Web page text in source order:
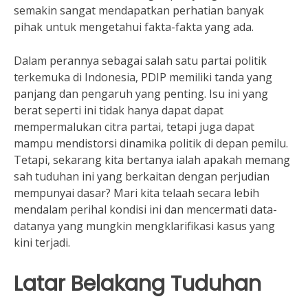
semakin sangat mendapatkan perhatian banyak
pihak untuk mengetahui fakta-fakta yang ada.
Dalam perannya sebagai salah satu partai politik
terkemuka di Indonesia, PDIP memiliki tanda yang
panjang dan pengaruh yang penting. Isu ini yang
berat seperti ini tidak hanya dapat dapat
mempermalukan citra partai, tetapi juga dapat
mampu mendistorsi dinamika politik di depan pemilu.
Tetapi, sekarang kita bertanya ialah apakah memang
sah tuduhan ini yang berkaitan dengan perjudian
mempunyai dasar? Mari kita telaah secara lebih
mendalam perihal kondisi ini dan mencermati data-
datanya yang mungkin mengklarifikasi kasus yang
kini terjadi.
Latar Belakang Tuduhan